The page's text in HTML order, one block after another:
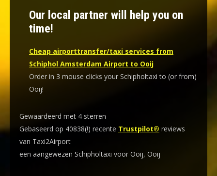
Our local partner will help you on
time!
Cheap airporttransfer/taxi services from
Schiphol Amsterdam Airport to Ooij
Order in 3 mouse clicks your Schipholtaxi to (or from)
Ooij!
Gewaardeerd met 4 sterren
Gebaseerd op 40838(!) recente Trustpilot® reviews
van Taxi2Airport
een aangewezen Schipholtaxi voor Ooij, Ooij